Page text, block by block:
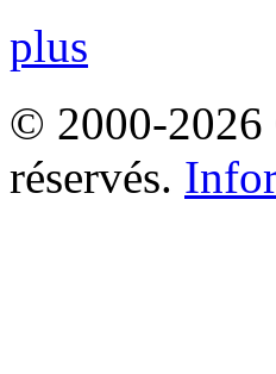
plus
© 2000-2026
réservés.